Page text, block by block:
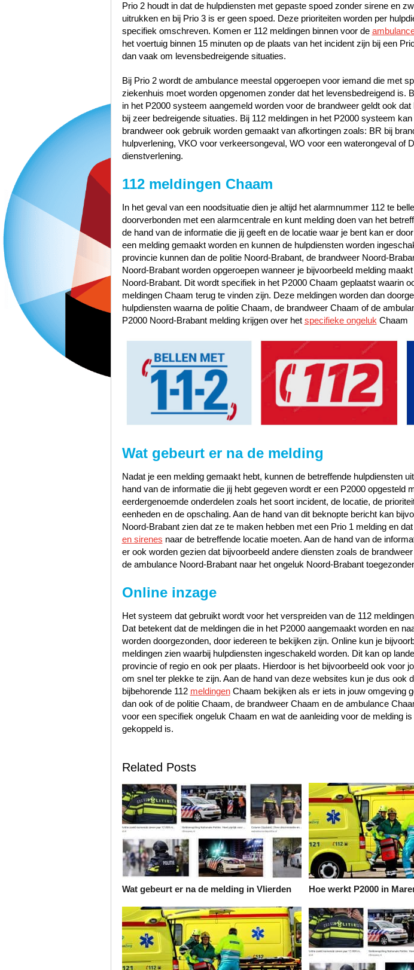
Prio 2 houdt in dat de hulpdiensten met gepaste spoed zonder sirene en
uitrukken en bij Prio 3 is er geen spoed. Deze prioriteiten worden per
specifiek omschreven. Komen er 112 meldingen binnen voor de
het voertuig binnen 15 minuten op de plaats van het incident zijn bij een
dan vaak om levensbedreigende situaties.
Bij Prio 2 wordt de ambulance meestal opgeroepen voor iemand die met
ziekenhuis moet worden opgenomen zonder dat het levensbedreigend is.
in het P2000 systeem aangemeld worden voor de brandweer geldt ook
bij zeer bedreigende situaties. Bij 112 meldingen in het P2000 systeem
brandweer ook gebruik worden gemaakt van afkortingen zoals: BR bij
hulpverlening, VKO voor verkeersongeval, WO voor een waterongeval of
dienstverlening.
112 meldingen Chaam
In het geval van een noodsituatie dien je altijd het alarmnummer 112 te
doorverbonden met een alarmcentrale en kunt melding doen van het
de hand van de informatie die jij geeft en de locatie waar je bent kan er
een melding gemaakt worden en kunnen de hulpdiensten worden
provincie kunnen dan de politie Noord-Brabant, de brandweer Noord-
Noord-Brabant worden opgeroepen wanneer je bijvoorbeeld melding
Noord-Brabant. Dit wordt specifiek in het P2000 Chaam geplaatst waarin
meldingen Chaam terug te vinden zijn. Deze meldingen worden dan
hulpdiensten waarna de politie Chaam, de brandweer Chaam of de
P2000 Noord-Brabant melding krijgen over het specifieke ongeluk Chaam
Wat gebeurt er na de melding
Nadat je een melding gemaakt hebt, kunnen de betreffende hulpdiensten
hand van de informatie die jij hebt gegeven wordt er een P2000 opgesteld
eerdergenoemde onderdelen zoals het soort incident, de locatie, de
eenheden en de opschaling. Aan de hand van dit beknopte bericht kan
Noord-Brabant zien dat ze te maken hebben met een Prio 1 melding en
en sirenes naar de betreffende locatie moeten. Aan de hand van de
er ook worden gezien dat bijvoorbeeld andere diensten zoals de
de ambulance Noord-Brabant naar het ongeluk Noord-Brabant
Online inzage
Het systeem dat gebruikt wordt voor het verspreiden van de 112
Dat betekent dat de meldingen die in het P2000 aangemaakt worden en
worden doorgezonden, door iedereen te bekijken zijn. Online kun je
meldingen zien waarbij hulpdiensten ingeschakeld worden. Dit kan op
provincie of regio en ook per plaats. Hierdoor is het bijvoorbeeld ook voor
om snel ter plekke te zijn. Aan de hand van deze websites kun je dus ook
bijbehorende 112 meldingenChaam bekijken als er iets in jouw omgeving
dan ook of de politie Chaam, de brandweer Chaam en de ambulance
voor een specifiek ongeluk Chaam en wat de aanleiding voor de melding is
gekoppeld is.
Related Posts
Wat gebeurt er na de melding in Vlierden Hoe werkt P2000 in